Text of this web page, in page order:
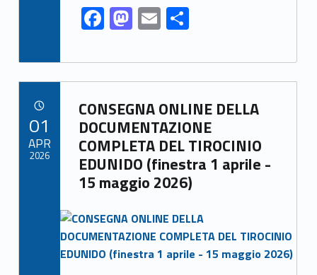
F
ac
e
b
o
o
k
M
as
to
d
o
n
E
m
ai
l
S
h
ar
e
Link identifier archive #link-archive-19154
CONSEGNA ONLINE DELLA
DOCUMENTAZIONE
COMPLETA DEL TIROCINIO
EDUNIDO (finestra 1 aprile -
15 maggio 2026)
Link identifier archive #link-archive-thumb-soap-14238
01
APR
2026